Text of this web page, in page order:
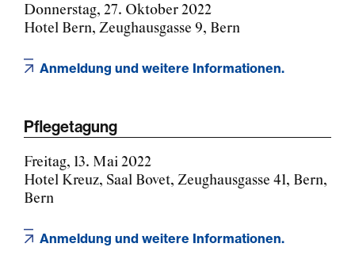
Donnerstag, 27. Oktober 2022
Hotel Bern, Zeughausgasse 9, Bern
Anmeldung und weitere Informationen.
Pflegetagung
Freitag, 13. Mai 2022
Hotel Kreuz, Saal Bovet, Zeughausgasse 41, Bern,
Bern
Anmeldung und weitere Informationen.